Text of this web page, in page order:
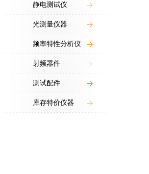
静电测试仪
光测量仪器
频率特性分析仪
射频器件
测试配件
库存特价仪器